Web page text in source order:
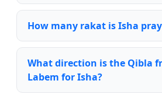
How many rakat is Isha
What direction is the Qibla
Labem for Isha?